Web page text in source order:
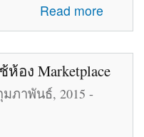
Read more
วสารเกี่ยวกับ Drupal ใน
ประเทศไทย
อง Marketplace
มภาพันธ์, 2015 -